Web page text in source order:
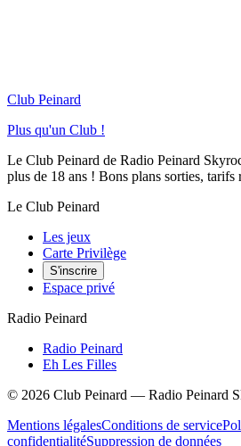
Club Peinard
Plus qu'un Club !
Le Club Peinard de Radio Peinard
plus de 18 ans ! Bons plans sorties,
Le Club Peinard
Les jeux
Carte Privilège
S'inscrire
Espace privé
Radio Peinard
Radio Peinard
Eh Les Filles
© 2026 Club Peinard — Radio Peinard
Mentions légalesConditions de service
confidentialitéSuppression de données